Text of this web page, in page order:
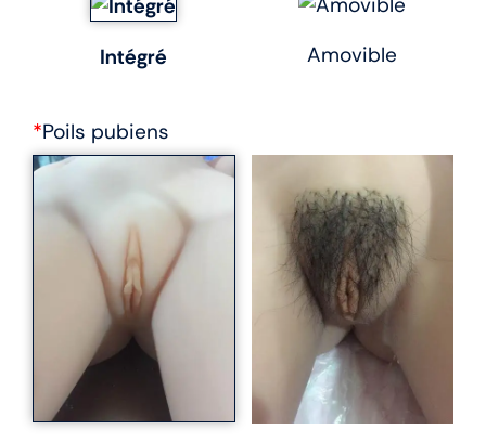
Intégré Amovible
*Poils pubiens